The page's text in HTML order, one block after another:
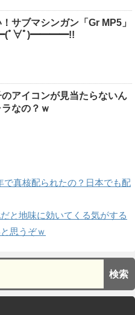
！サブマシンガン「Gr MP5」
ﾟ∀ﾟ)━━━━!!
のアイコンが見当たらないん
なの？ｗ
で真核配られたの？日本でも配
と地味に効いてくる気がする
思うぞｗ